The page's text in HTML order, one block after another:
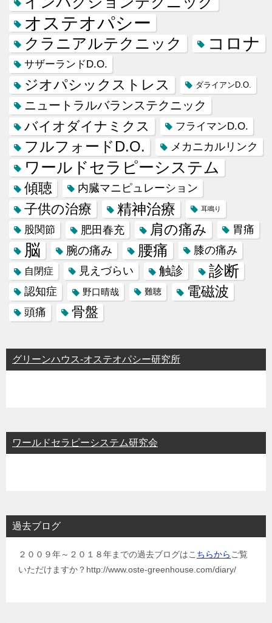
オステオパシー
クラニアルテクニック コロナ
サザーランドD.O.
ジオパシックストレス ダライアンD.O.
ニュートラルバランステクニック
バイオダイナミクス フライマンD.O.
フルフォードD.O. メカニカルリンク
ワールドセラピーシステム
傾聴 内臓マニピュレーション
子供の治療 精神治療 耳鳴り
股関節 肥田春充 肩の痛み 胃痛
脳 腕の痛み 腰痛 膝の痛み
自閉症 見えづらい 触診 診断
認知症 野口晴哉 難聴 電磁波
頭痛 骨盤
グリーンハウス-オステオパシー研究所
ワールドセラピーシステム研究会
過去ブログ
２００９年～２０１８年までの過去ブログはこ ちらから ご覧
いただけますか？http://www.oste-greenhouse.com/diary/